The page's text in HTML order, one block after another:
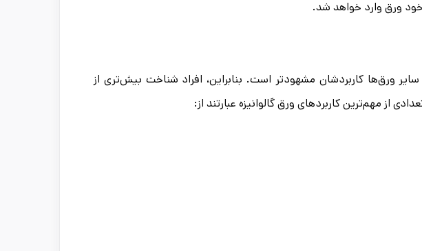
ورق وارد خواهد شد.
ورق‌ها کاربردشان مشهودتر است. بنابراین، افراد شناخت بیش‌تری از
از مهم‌ترین کاربردهای ورق گالوانیزه عبارتند از: